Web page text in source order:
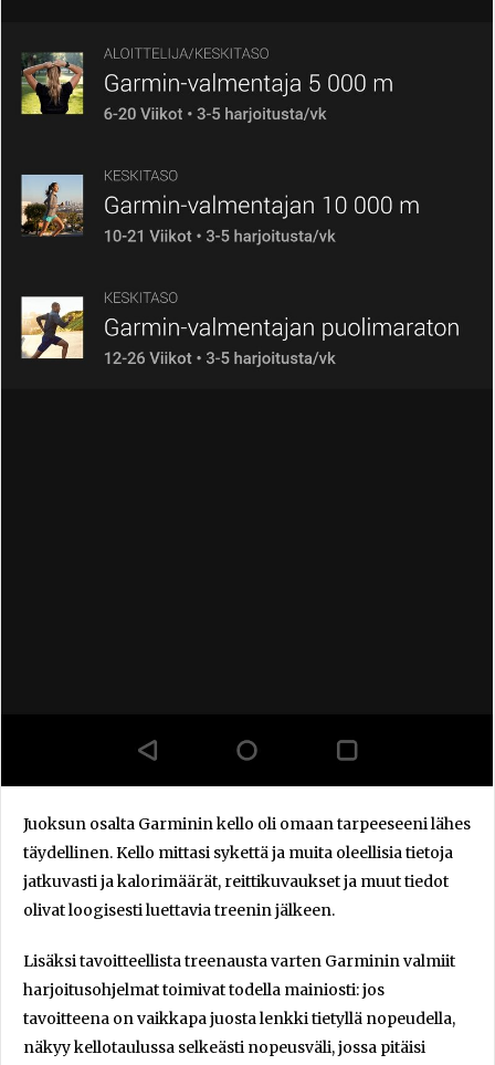
Juoksun osalta Garminin kello oli omaan tarpeeseeni lähes
täydellinen. Kello mittasi sykettä ja muita oleellisia tietoja
jatkuvasti ja kalorimäärät, reittikuvaukset ja muut tiedot
olivat loogisesti luettavia treenin jälkeen.
Lisäksi tavoitteellista treenausta varten Garminin valmiit
harjoitusohjelmat toimivat todella mainiosti: jos
tavoitteena on vaikkapa juosta lenkki tietyllä nopeudella,
näkyy kellotaulussa selkeästi nopeusväli, jossa pitäisi